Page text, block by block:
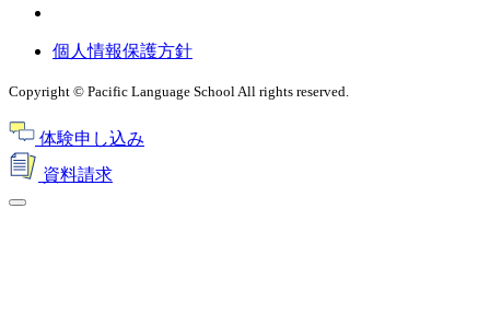
個人情報保護方針
Copyright © Pacific Language School All rights reserved.
体験申し込み
資料請求